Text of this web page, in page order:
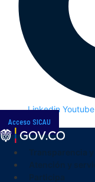
Linkedin Youtube
Acceso SICAU